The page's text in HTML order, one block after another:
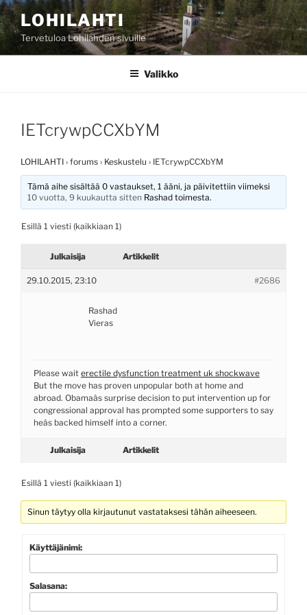
Siirry
sisältöönLOHILAHTI
Tervetuloa Lohilahden sivuille
Valikko
IETcrywpCCXbYM
LOHILAHTI › forums › Keskustelu › IETcrywpCCXbYM
Tämä aihe sisältää 0 vastaukset, 1 ääni, ja päivitettiin viimeksi
10 vuotta, 9 kuukautta sitten Rashad toimesta.
Esillä 1 viesti (kaikkiaan 1)
Julkaisija Artikkelit
29.10.2015, 23:10 #2686
Rashad
Vieras
Please wait erectile dysfunction treatment uk shockwave
But the move has proven unpopular both at home and
abroad. Obamaâs surprise decision to put intervention up for
congressional approval has prompted some supporters to say
heâs backed himself into a corner.
Julkaisija Artikkelit
Esillä 1 viesti (kaikkiaan 1)
Sinun täytyy olla kirjautunut vastataksesi tähän aiheeseen.
Käyttäjänimi:
Salasana: